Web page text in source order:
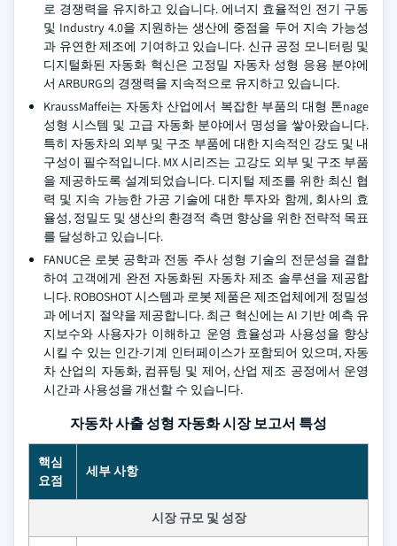
로 경쟁력을 유지하고 있습니다. 에너지 효율적인 전기 구동
및 Industry 4.0을 지원하는 생산에 중점을 두어 지속 가능성
과 유연한 제조에 기여하고 있습니다. 신규 공정 모니터링 및
디지털화된 자동화 혁신은 고정밀 자동차 성형 응용 분야에
서 ARBURG의 경쟁력을 지속적으로 유지하고 있습니다.
KraussMaffei는 자동차 산업에서 복잡한 부품의 대형 톤nage
성형 시스템 및 고급 자동화 분야에서 명성을 쌓아왔습니다.
특히 자동차의 외부 및 구조 부품에 대한 지속적인 강도 및 내
구성이 필수적입니다. MX 시리즈는 고강도 외부 및 구조 부품
을 제공하도록 설계되었습니다. 디지털 제조를 위한 최신 협
력 및 지속 가능한 가공 기술에 대한 투자와 함께, 회사의 효
율성, 정밀도 및 생산의 환경적 측면 향상을 위한 전략적 목표
를 달성하고 있습니다.
FANUC은 로봇 공학과 전동 주사 성형 기술의 전문성을 결합
하여 고객에게 완전 자동화된 자동차 제조 솔루션을 제공합
니다. ROBOSHOT 시스템과 로봇 제품은 제조업체에게 정밀성
과 에너지 절약을 제공합니다. 최근 혁신에는 AI 기반 예측 유
지보수와 사용자가 이해하고 운영 효율성과 사용성을 향상
시킬 수 있는 인간-기계 인터페이스가 포함되어 있으며, 자동
차 산업의 자동화, 컴퓨팅 및 제어, 산업 제조 공정에서 운영
시간과 사용성을 개선할 수 있습니다.
자동차 사출 성형 자동화 시장 보고서 특성
핵심
요점
세부 사항
시장 규모 및 성장